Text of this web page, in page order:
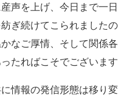
声を上げ、今日まで一
紡ぎ続けてこられました
なご厚情、そして関係
たればこそでございます
情報の発信形態は移り